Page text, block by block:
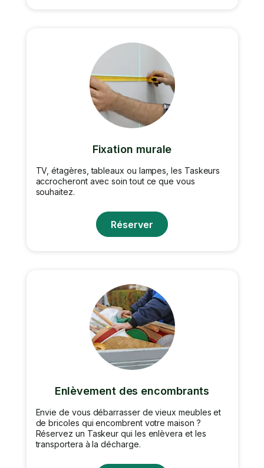
Fixation murale
TV, étagères, tableaux ou lampes, les Taskeurs
accrocheront avec soin tout ce que vous
souhaitez.
Réserver
Enlèvement des encombrants
Envie de vous débarrasser de vieux meubles et
de bricoles qui encombrent votre maison ?
Réservez un Taskeur qui les enlèvera et les
transportera à la décharge.